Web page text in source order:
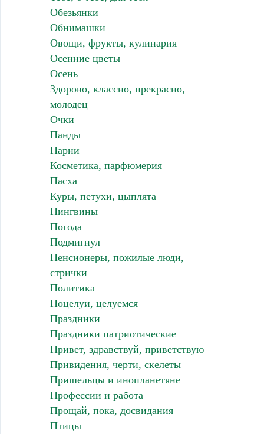
Обезьянки
Обнимашки
Овощи, фрукты, кулинария
Осенние цветы
Осень
Здорово, классно, прекрасно,
молодец
Очки
Панды
Парни
Косметика, парфюмерия
Пасха
Куры, петухи, цыплята
Пингвины
Погода
Подмигнул
Пенсионеры, пожилые люди,
стрички
Политика
Поцелуи, целуемся
Праздники
Праздники патриотические
Привет, здравствуй, приветствую
Привидения, черти, скелеты
Пришельцы и инопланетяне
Профессии и работа
Прощай, пока, досвидания
Птицы